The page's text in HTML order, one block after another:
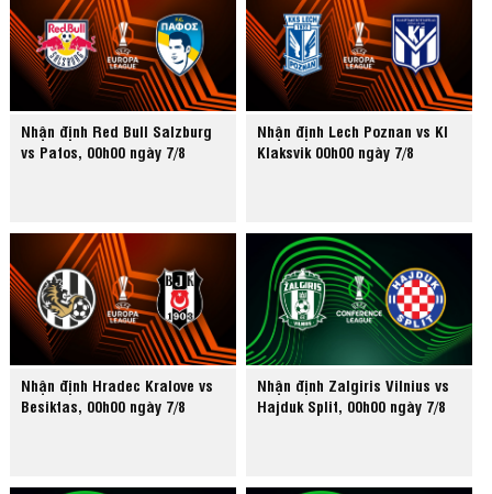
Nhận định Red Bull Salzburg
vs Pafos, 00h00 ngày 7/8
Nhận định Lech Poznan vs KI
Klaksvik 00h00 ngày 7/8
Nhận định Hradec Kralove vs
Besiktas, 00h00 ngày 7/8
Nhận định Zalgiris Vilnius vs
Hajduk Split, 00h00 ngày 7/8